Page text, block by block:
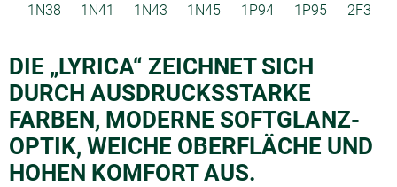
1N38 1N41 1N43 1N45 1P94 1P95 2F33
DIE „LYRICA“ ZEICHNET SICH
DURCH AUSDRUCKSSTARKE
FARBEN, MODERNE SOFTGLANZ-
OPTIK, WEICHE OBERFLÄCHE UND
HOHEN KOMFORT AUS.